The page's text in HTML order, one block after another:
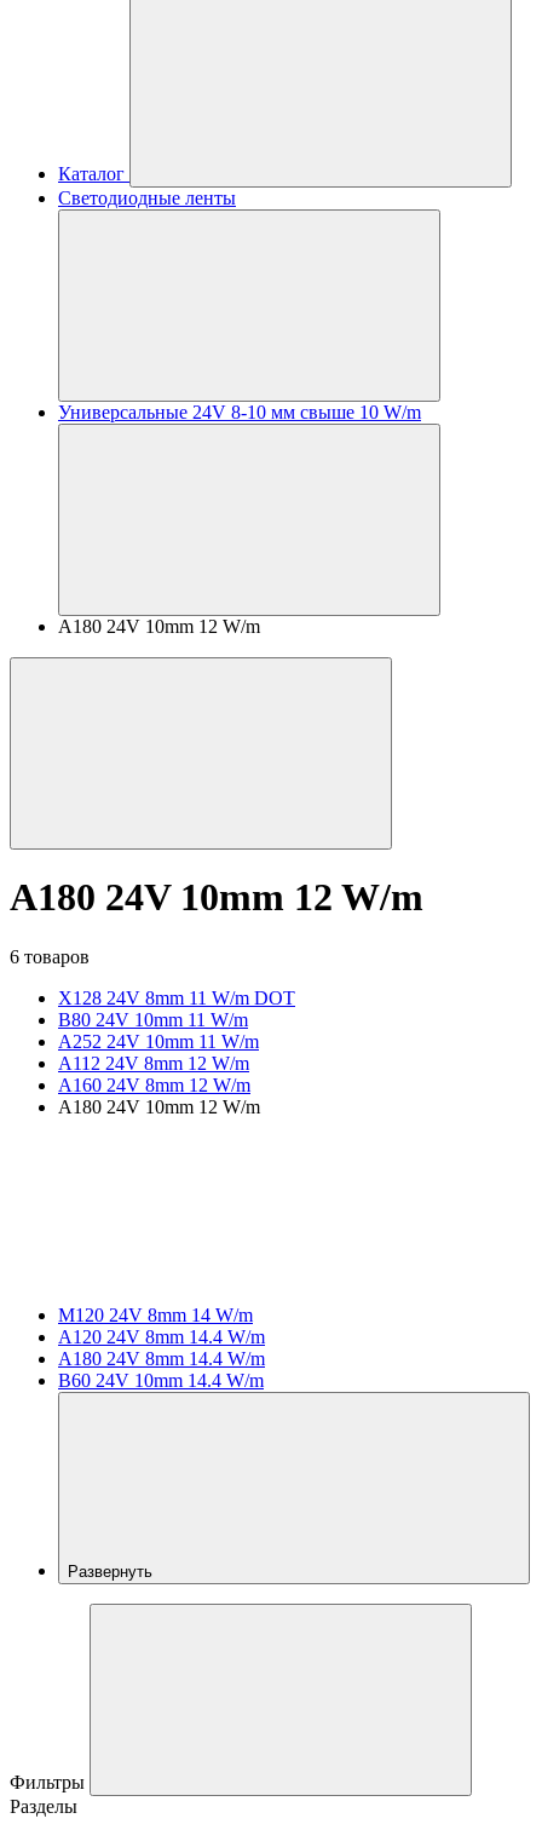
Каталог
Светодиодные ленты
Универсальные 24V 8-10 мм свыше 10 W/m
A180 24V 10mm 12 W/m
A180 24V 10mm 12 W/m
6 товаров
X128 24V 8mm 11 W/m DOT
B80 24V 10mm 11 W/m
A252 24V 10mm 11 W/m
A112 24V 8mm 12 W/m
A160 24V 8mm 12 W/m
A180 24V 10mm 12 W/m
M120 24V 8mm 14 W/m
A120 24V 8mm 14.4 W/m
A180 24V 8mm 14.4 W/m
B60 24V 10mm 14.4 W/m
Развернуть
Фильтры
Разделы